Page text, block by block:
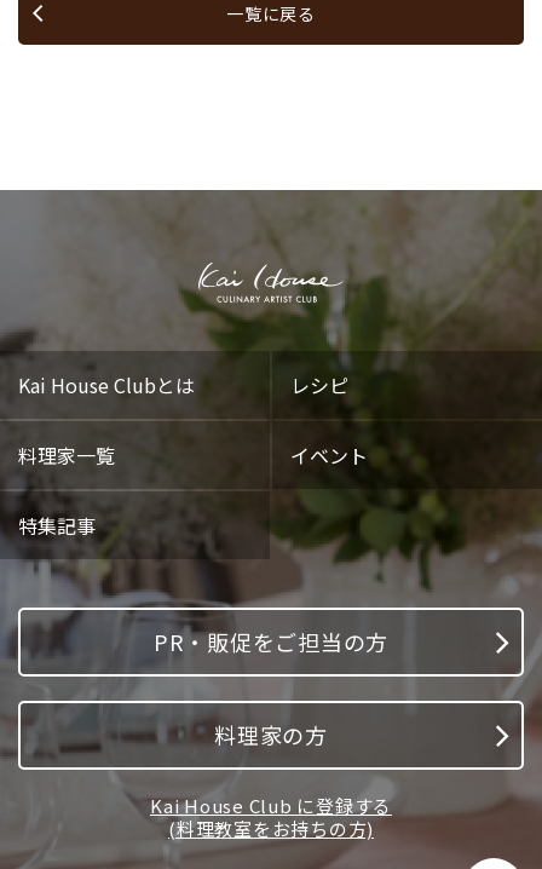
一覧に戻る
Kai House Clubとは レシピ
料理家一覧 イベント
特集記事
PR・販促をご担当の方
料理家の方
Kai House Club に登録する
(料理教室をお持ちの方)